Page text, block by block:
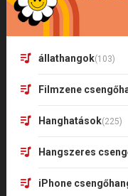
állathangok(103)
Filmzene
Hanghatások(225)
Hangszeres
iPhone